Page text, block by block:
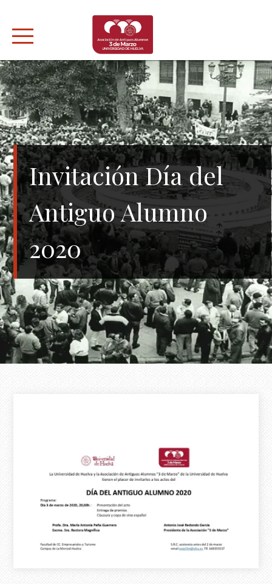
content
Invitación Día del
Antiguo Alumno
2020